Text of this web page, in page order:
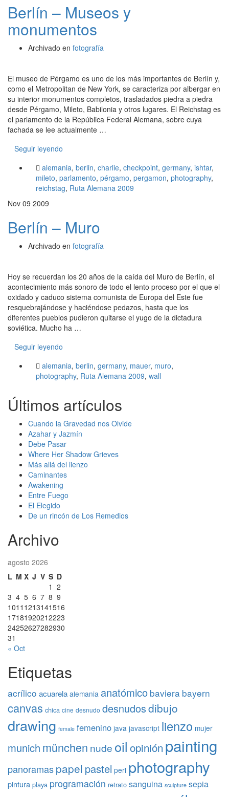
Berlín – Museos y
monumentos
Archivado en fotografía
El museo de Pérgamo es uno de los más importantes de Berlín y,
como el Metropolitan de New York, se caracteriza por albergar en
su interior monumentos completos, trasladados piedra a piedra
desde Pérgamo, Mileto, Babilonia y otros lugares. El Reichstag es
el parlamento de la República Federal Alemana, sobre cuya
fachada se lee actualmente …
Seguir leyendo
alemania, berlin, charlie, checkpoint, germany, ishtar,
mileto, parlamento, pérgamo, pergamon, photography,
reichstag, Ruta Alemana 2009
Nov 09 2009
Berlín – Muro
Archivado en fotografía
Hoy se recuerdan los 20 años de la caída del Muro de Berlín, el
acontecimiento más sonoro de todo el lento proceso por el que el
oxidado y caduco sistema comunista de Europa del Este fue
resquebrajándose y haciéndose pedazos, hasta que los
diferentes pueblos pudieron quitarse el yugo de la dictadura
soviética. Mucho ha …
Seguir leyendo
alemania, berlin, germany, mauer, muro,
photography, Ruta Alemana 2009, wall
Últimos artículos
Cuando la Gravedad nos Olvide
Azahar y Jazmín
Debe Pasar
Where Her Shadow Grieves
Más allá del lienzo
Caminantes
Awakening
Entre Fuego
El Elegido
De un rincón de Los Remedios
Archivo
agosto 2026
L M X J V S D
1 2
3 4 5 6 7 8 9
1011 1213141516
17181920212223
24252627282930
31
« Oct
Etiquetas
acrílico acuarela alemania anatómico baviera bayern
canvas chica cine desnudo desnudosdibujo
drawing female femenino java javascript lienzo mujer
munich münchen nude oil opinión painting
panoramaspapel pastel perl photography
pintura playa programación retrato sanguina sculpture sepia